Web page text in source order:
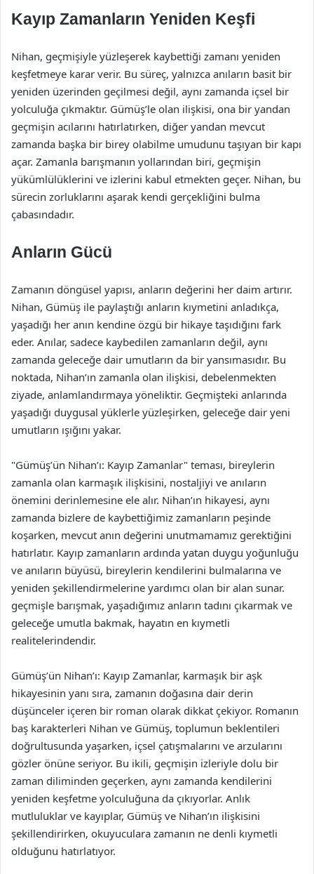
Kayıp Zamanların Yeniden Keşfi
Nihan, geçmişiyle yüzleşerek kaybettiği zamanı yeniden
keşfetmeye karar verir. Bu süreç, yalnızca anıların basit bir
yeniden üzerinden geçilmesi değil, aynı zamanda içsel bir
yolculuğa çıkmaktır. Gümüş’le olan ilişkisi, ona bir yandan
geçmişin acılarını hatırlatırken, diğer yandan mevcut
zamanda başka bir birey olabilme umudunu taşıyan bir kapı
açar. Zamanla barışmanın yollarından biri, geçmişin
yükümlülüklerini ve izlerini kabul etmekten geçer. Nihan, bu
sürecin zorluklarını aşarak kendi gerçekliğini bulma
çabasındadır.
Anların Gücü
Zamanın döngüsel yapısı, anların değerini her daim artırır.
Nihan, Gümüş ile paylaştığı anların kıymetini anladıkça,
yaşadığı her anın kendine özgü bir hikaye taşıdığını fark
eder. Anılar, sadece kaybedilen zamanların değil, aynı
zamanda geleceğe dair umutların da bir yansımasıdır. Bu
noktada, Nihan’ın zamanla olan ilişkisi, debelenmekten
ziyade, anlamlandırmaya yöneliktir. Geçmişteki anlarında
yaşadığı duygusal yüklerle yüzleşirken, geleceğe dair yeni
umutların ışığını yakar.
"Gümüş’ün Nihan’ı: Kayıp Zamanlar" teması, bireylerin
zamanla olan karmaşık ilişkisini, nostaljiyi ve anıların
önemini derinlemesine ele alır. Nihan’ın hikayesi, aynı
zamanda bizlere de kaybettiğimiz zamanların peşinde
koşarken, mevcut anın değerini unutmamamız gerektiğini
hatırlatır. Kayıp zamanların ardında yatan duygu yoğunluğu
ve anıların büyüsü, bireylerin kendilerini bulmalarına ve
yeniden şekillendirmelerine yardımcı olan bir alan sunar.
geçmişle barışmak, yaşadığımız anların tadını çıkarmak ve
geleceğe umutla bakmak, hayatın en kıymetli
realitelerindendir.
Gümüş’ün Nihan’ı: Kayıp Zamanlar, karmaşık bir aşk
hikayesinin yanı sıra, zamanın doğasına dair derin
düşünceler içeren bir roman olarak dikkat çekiyor. Romanın
baş karakterleri Nihan ve Gümüş, toplumun beklentileri
doğrultusunda yaşarken, içsel çatışmalarını ve arzularını
gözler önüne seriyor. Bu ikili, geçmişin izleriyle dolu bir
zaman diliminden geçerken, aynı zamanda kendilerini
yeniden keşfetme yolculuğuna da çıkıyorlar. Anlık
mutluluklar ve kayıplar, Gümüş ve Nihan’ın ilişkisini
şekillendirirken, okuyuculara zamanın ne denli kıymetli
olduğunu hatırlatıyor.